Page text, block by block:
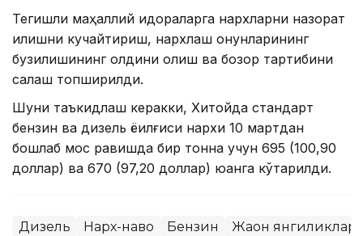
Тегишли маҳаллий идораларга нархларни назорат
қилишни кучайтириш, нархлаш қонунларининг
бузилишининг олдини олиш ва бозор тартибини
сақлаш топширилди.
Шуни таъкидлаш керакки, Хитойда стандарт
бензин ва дизель ёқилғиси нархи 10 мартдан
бошлаб мос равишда бир тонна учун 695 (100,90
доллар) ва 670 (97,20 доллар) юанга кўтарилди.
Дизель Нарх-наво Бензин Жаҳон